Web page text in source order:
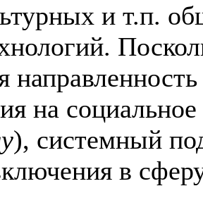
и т.п.
на
), системный
в